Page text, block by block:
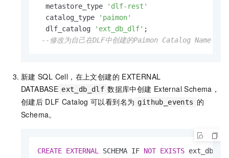
  metastore_type
'dlf-rest'
  catalog_type
'paimon'
  dlf_catalog
'ext_db_dlf' ;
--修改为自己在DLF中创建的Paimon Catalog Name
新建 SQL Cell，在上文创建的 EXTERNAL
DATABASE ext_db_dlf 数据库中创建 External Schema，
创建后 DLF Catalog 可以看到名为 github_events 的
Schema。
CREATE EXTERNAL SCHEMA IF NOT EXISTS